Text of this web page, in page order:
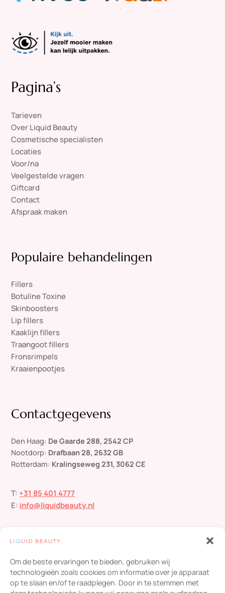
Om de beste ervaringen te bieden, gebruiken wij
technologieën zoals cookies om informatie over je apparaat
op te slaan en/of te raadplegen. Door in te stemmen met
Pagina’s
Tarieven
Over Liquid Beauty
Cosmetische specialisten
Locaties
Voor/na
Veelgestelde vragen
Giftcard
Contact
Afspraak maken
Populaire behandelingen
Fillers
Botuline Toxine
Skinboosters
Lip fillers
Kaaklijn fillers
Traangoot fillers
Fronsrimpels
Kraaienpootjes
Contactgegevens
Den Haag: De Gaarde 288, 2542 CP
Nootdorp: Drafbaan 28, 2632 GB
Rotterdam: Kralingseweg 231, 3062 CE
T: +31 85 401 4777
E: info@liquidbeauty.nl